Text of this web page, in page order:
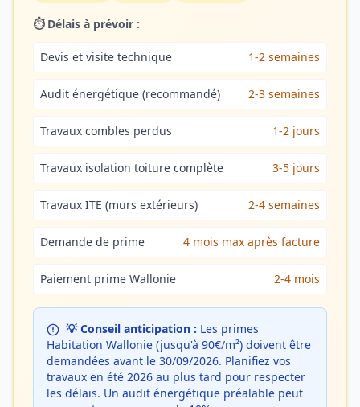
⏱️ Délais à prévoir :
Devis et visite technique 1-2 semaines
Audit énergétique (recommandé) 2-3 semaines
Travaux combles perdus 1-2 jours
Travaux isolation toiture complète 3-5 jours
Travaux ITE (murs extérieurs) 2-4 semaines
Demande de prime 4 mois max après facture
Paiement prime Wallonie 2-4 mois
💡 Conseil anticipation : Les primes
Habitation Wallonie (jusqu'à 90€/m²) doivent être
demandées avant le 30/09/2026. Planifiez vos
travaux en été 2026 au plus tard pour respecter
les délais. Un audit énergétique préalable peut